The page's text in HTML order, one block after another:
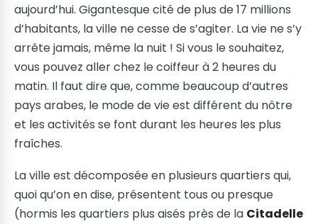
aujourd’hui. Gigantesque cité de plus de 17 millions
d’habitants, la ville ne cesse de s’agiter. La vie ne s’y
arrête jamais, même la nuit ! Si vous le souhaitez,
vous pouvez aller chez le coiffeur à 2 heures du
matin. Il faut dire que, comme beaucoup d’autres
pays arabes, le mode de vie est différent du nôtre
et les activités se font durant les heures les plus
fraîches.
La ville est décomposée en plusieurs quartiers qui,
quoi qu’on en dise, présentent tous ou presque
(hormis les quartiers plus aisés près de la Citadelle